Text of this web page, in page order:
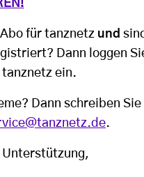
für tanznetz und
Dann loggen
tanznetz ein.
Dann schreiben Sie
.
Unterstützung,